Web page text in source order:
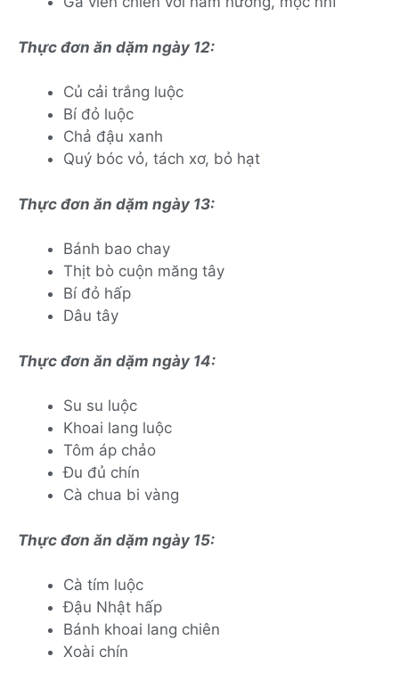
Thực đơn ăn dặm ngày 12:
Củ cải trắng luộc
Bí đỏ luộc
Chả đậu xanh
Quý bóc vỏ, tách xơ, bỏ hạt
Thực đơn ăn dặm ngày 13:
Bánh bao chay
Thịt bò cuộn măng tây
Bí đỏ hấp
Dâu tây
Thực đơn ăn dặm ngày 14:
Su su luộc
Khoai lang luộc
Tôm áp chảo
Đu đủ chín
Cà chua bi vàng
Thực đơn ăn dặm ngày 15:
Cà tím luộc
Đậu Nhật hấp
Bánh khoai lang chiên
Xoài chín